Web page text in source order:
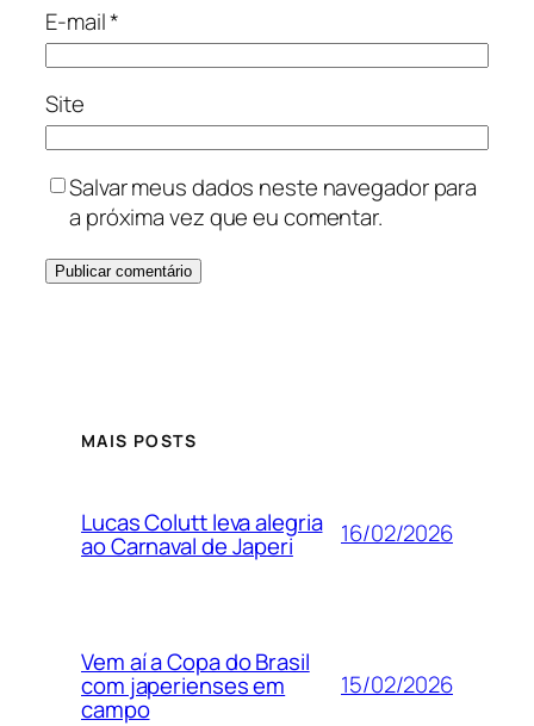
E-mail*
Site
Salvar meus dados neste navegador para
a próxima vez que eu comentar.
MAIS POSTS
Lucas Colutt leva alegria
ao Carnaval de Japeri 16/02/2026
Vem aí a Copa do Brasil
com japerienses em
campo
15/02/2026